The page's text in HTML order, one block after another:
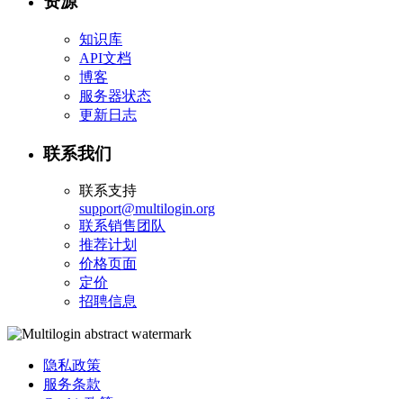
知识库
API文档
博客
服务器状态
更新日志
联系我们
联系支持
support@multilogin.org
联系销售团队
推荐计划
价格页面
定价
招聘信息
隐私政策
服务条款